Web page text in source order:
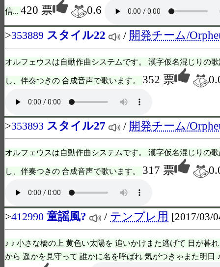
信... 420 票
0.6
>353889 スタイル22 / 開発チーム/
オルフェウスは自動作曲システムです。 漢字仮名混じりの
し、伴奏つきの 合成音声で歌います。 352 票
>353893 スタイル27 / 開発チーム/
オルフェウスは自動作曲システムです。 漢字仮名混じりの
し、伴奏つきの 合成音声で歌います。 317 票
>412990 童謡風? / テンプレ用 [2017/03/
♪ ♪ 小さな橋の上 黄色い太陽を 追いかけまた逃げて 日が暮
から 遥かを見守って 誰かに名を呼ばれ 気がつきゃまた明日